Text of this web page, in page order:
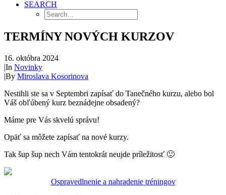
SEARCH
TERMÍNY NOVÝCH KURZOV
16. októbra 2024
|In Novinky
|By Miroslava Kosorinova
Nestihli ste sa v Septembri zapísať do Tanečného kurzu, alebo bol
Váš obľúbený kurz beznádejne obsadený?
Máme pre Vás skvelú správu!
Opäť sa môžete zapísať na nové kurzy.
Tak šup šup nech Vám tentokrát neujde príležitosť 🙂
Ospravedlnenie a nahradenie tréningov